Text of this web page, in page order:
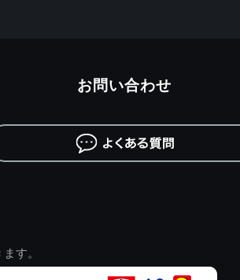
す。
お問い合わせ